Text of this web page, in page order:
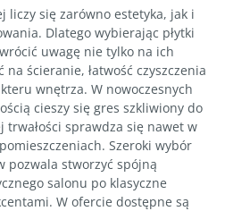
liczy się zarówno estetyka, jak i
Dlatego wybierając płytki
uwagę nie tylko na ich
ścieranie, łatwość czyszczenia
wnętrza. W nowoczesnych
cieszy się gres szkliwiony do
trwałości sprawdza się nawet w
Szeroki wybór
stworzyć spójną
salonu po klasyczne
W ofercie dostępne są